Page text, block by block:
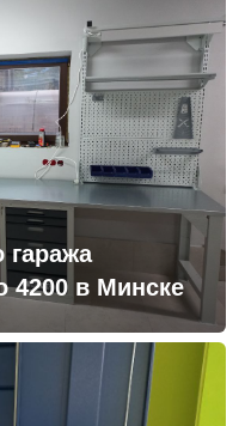
гаража
4200 в Минске